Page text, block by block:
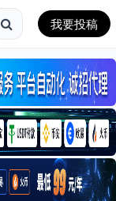
我要投稿